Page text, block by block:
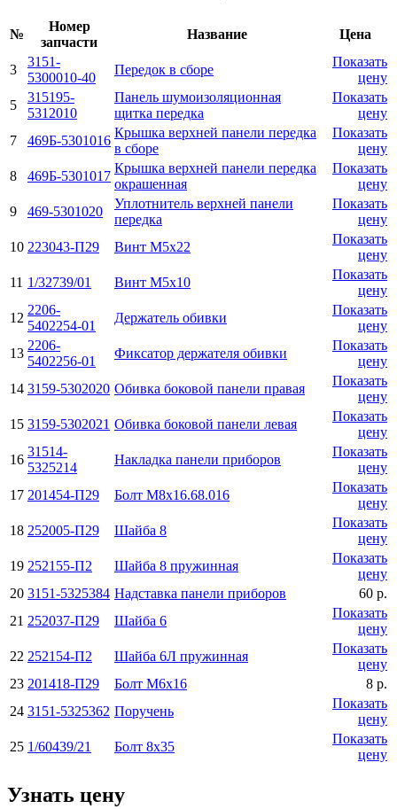
№
Номер
запчасти
Название Цена
3
3151-
5300010-40
Передок в сборе
Показать
цену
5
315195-
5312010
Панель шумоизоляционная
щитка передка
Показать
цену
7
469Б-5301016
Крышка верхней панели передка
в сборе
Показать
цену
8
469Б-5301017
Крышка верхней панели передка
окрашенная
Показать
цену
9
469-5301020
Уплотнитель верхней панели
передка
Показать
цену
10 223043-П29 Винт М5х22
Показать
цену
11 1/32739/01 Винт М5х10
Показать
цену
12
2206-
5402254-01
Держатель обивки
Показать
цену
13
2206-
5402256-01
Фиксатор держателя обивки
Показать
цену
14 3159-5302020 Обивка боковой панели правая
Показать
цену
15 3159-5302021 Обивка боковой панели левая
Показать
цену
16
31514-
5325214
Накладка панели приборов
Показать
цену
17 201454-П29 Болт М8х16.68.016
Показать
цену
18 252005-П29 Шайба 8
Показать
цену
19 252155-П2 Шайба 8 пружинная
Показать
цену
20 3151-5325384 Надставка панели приборов
60 р.
21 252037-П29 Шайба 6
Показать
цену
22 252154-П2 Шайба 6Л пружинная
Показать
цену
23 201418-П29 Болт М6x16
8 р.
24 3151-5325362 Поручень
Показать
цену
25 1/60439/21 Болт 8x35
Показать
цену
Узнать цену